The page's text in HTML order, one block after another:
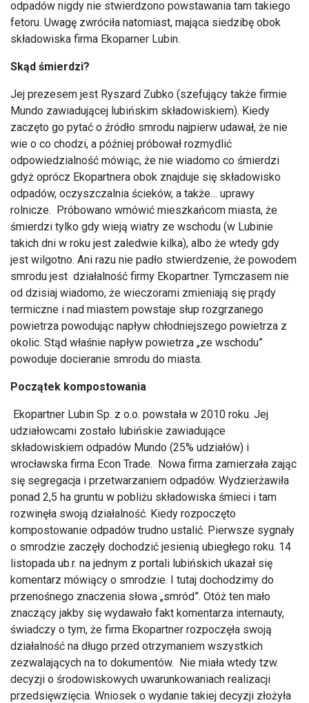
odpadów nigdy nie stwierdzono powstawania tam takiego
fetoru. Uwagę zwróciła natomiast, mająca siedzibę obok
składowiska firma Ekoparner Lubin.
Skąd śmierdzi?
Jej prezesem jest Ryszard Zubko (szefujący także firmie
Mundo zawiadującej lubińskim składowiskiem). Kiedy
zaczęto go pytać o źródło smrodu najpierw udawał, że nie
wie o co chodzi, a później próbował rozmydlić
odpowiedzialność mówiąc, że nie wiadomo co śmierdzi
gdyż oprócz Ekopartnera obok znajduje się składowisko
odpadów, oczyszczalnia ścieków, a także… uprawy
rolnicze. Próbowano wmówić mieszkańcom miasta, że
śmierdzi tylko gdy wieją wiatry ze wschodu (w Lubinie
takich dni w roku jest zaledwie kilka), albo że wtedy gdy
jest wilgotno. Ani razu nie padło stwierdzenie, że powodem
smrodu jest działalność firmy Ekopartner. Tymczasem nie
od dzisiaj wiadomo, że wieczorami zmieniają się prądy
termiczne i nad miastem powstaje słup rozgrzanego
powietrza powodując napływ chłodniejszego powietrza z
okolic. Stąd właśnie napływ powietrza „ze wschodu”
powoduje docieranie smrodu do miasta.
Początek kompostowania
Ekopartner Lubin Sp. z o.o. powstała w 2010 roku. Jej
udziałowcami zostało lubińskie zawiadujące
składowiskiem odpadów Mundo (25% udziałów) i
wrocławska firma Econ Trade. Nowa firma zamierzała zając
się segregacja i przetwarzaniem odpadów. Wydzierżawiła
ponad 2,5 ha gruntu w pobliżu składowiska śmieci i tam
rozwinęła swoją działalność. Kiedy rozpoczęto
kompostowanie odpadów trudno ustalić. Pierwsze sygnały
o smrodzie zaczęły dochodzić jesienią ubiegłego roku. 14
listopada ub.r. na jednym z portali lubińskich ukazał się
komentarz mówiący o smrodzie. I tutaj dochodzimy do
przenośnego znaczenia słowa „smród”. Otóż ten mało
znaczący jakby się wydawało fakt komentarza internauty,
świadczy o tym, że firma Ekopartner rozpoczęła swoją
działalność na długo przed otrzymaniem wszystkich
zezwalających na to dokumentów. Nie miała wtedy tzw.
decyzji o środowiskowych uwarunkowaniach realizacji
przedsięwzięcia. Wniosek o wydanie takiej decyzji złożyła